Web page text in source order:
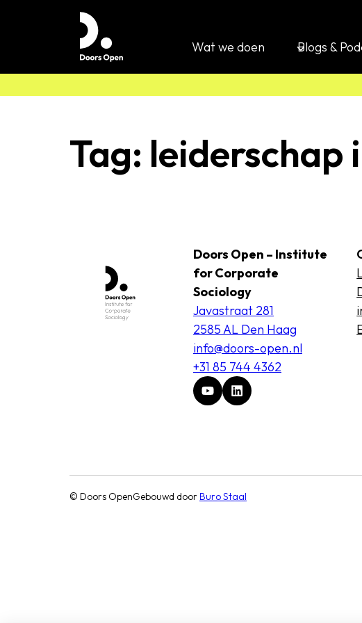
Wat we doen Blogs &
Tag: leiderschap
Doors Open – Institute
for Corporate
Sociology
Javastraat 281
2585 AL Den Haag
info@doors-open.nl
+31 85 744 4362
© Doors OpenGebouwd doorBuro Staal